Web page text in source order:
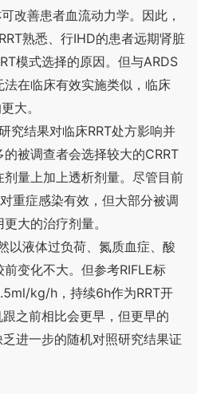
改善患者血流动力学。因此，
熟悉、行IHD的患者远期肾脏
模式选择的原因。但与ARDS
在临床有效实施类似，临床
大。
究结果对临床RRT处方影响并
被调查者会选择较大的CRRT
量上加上透析剂量。尽管目前
对重症感染有效，但大部分被调
大的治疗剂量。
以液体过负荷、氮质血症、酸
前变化不大。但参考RIFLE标
kg/h ，持续6h作为RRT开
之前相比会更早，但更早的
进一步的随机对照研究结果证